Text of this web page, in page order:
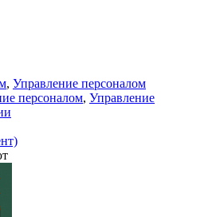
, Управление персоналом
персоналом, Управление